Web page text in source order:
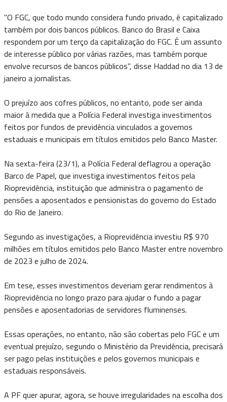
"O FGC, que todo mundo considera fundo privado, é capitalizado
também por dois bancos públicos. Banco do Brasil e Caixa
respondem por um terço da capitalização do FGC. É um assunto
de interesse público por várias razões, mas também porque
envolve recursos de bancos públicos", disse Haddad no dia 13 de
janeiro a jornalistas.
O prejuízo aos cofres públicos, no entanto, pode ser ainda
maior à medida que a Polícia Federal investiga investimentos
feitos por fundos de previdência vinculados a governos
estaduais e municipais em títulos emitidos pelo Banco Master.
Na sexta-feira (23/1), a Polícia Federal deflagrou a operação
Barco de Papel, que investiga investimentos feitos pela
Rioprevidência, instituição que administra o pagamento de
pensões a aposentados e pensionistas do governo do Estado
do Rio de Janeiro.
Segundo as investigações, a Rioprevidência investiu R$ 970
milhões em títulos emitidos pelo Banco Master entre novembro
de 2023 e julho de 2024.
Em tese, esses investimentos deveriam gerar rendimentos à
Rioprevidência no longo prazo para ajudar o fundo a pagar
pensões e aposentadorias de servidores fluminenses.
Essas operações, no entanto, não são cobertas pelo FGC e um
eventual prejuízo, segundo o Ministério da Previdência, precisará
ser pago pelas instituições e pelos governos municipais e
estaduais responsáveis.
A PF quer apurar, agora, se houve irregularidades na escolha dos